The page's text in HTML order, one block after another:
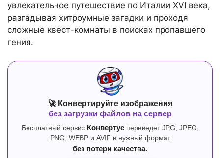
увлекательное путешествие по Италии XVI века,
разгадывая хитроумные загадки и проходя
сложные квест-комнаты в поисках пропавшего
гения.
🚀 Конвертируйте изображения
без загрузки файлов на сервер
Бесплатный сервис Конвертуспереведет JPG, JPEG,
PNG, WEBP и AVIF в нужный формат
без потери качества.